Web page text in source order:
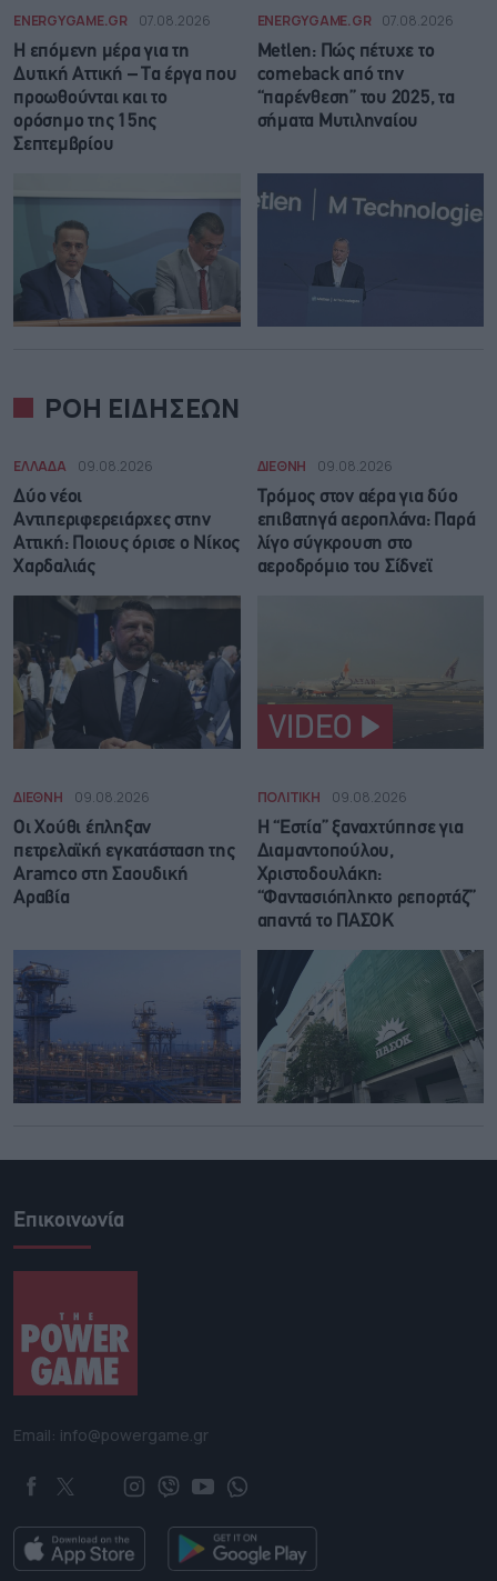
ENERGYGAME.GR 07.08.2026
Η επόμενη μέρα για τη
Δυτική Αττική – Τα έργα που
προωθούνται και το
ορόσημο της 15ης
Σεπτεμβρίου
ENERGYGAME.GR 07.08.2026
Metlen: Πώς πέτυχε το
comeback από την
“παρένθεση” του 2025, τα
σήματα Μυτιληναίου
ΡΟΗ ΕΙΔΗΣΕΩΝ
ΕΛΛΑΔΑ 09.08.2026
Δύο νέοι
Αντιπεριφερειάρχες στην
Αττική: Ποιους όρισε ο Νίκος
Χαρδαλιάς
ΔΙΕΘΝΗ 09.08.2026
Τρόμος στον αέρα για δύο
επιβατηγά αεροπλάνα: Παρά
λίγο σύγκρουση στο
αεροδρόμιο του Σίδνεϊ
VIDEO
ΔΙΕΘΝΗ 09.08.2026
Οι Χούθι έπληξαν
πετρελαϊκή εγκατάσταση της
Aramco στη Σαουδική
Αραβία
ΠΟΛΙΤΙΚΗ 09.08.2026
Η “Εστία” ξαναχτύπησε για
Διαμαντοπούλου,
Χριστοδουλάκη:
“Φαντασιόπληκτο ρεπορτάζ”
απαντά το ΠΑΣΟΚ
Επικοινωνία
Email: info@powergame.gr